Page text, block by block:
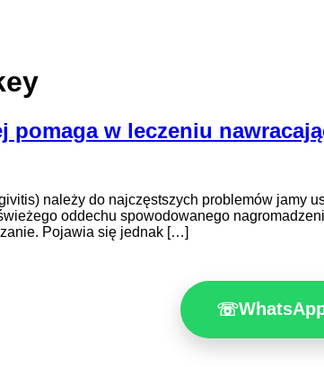
pomaga w leczeniu
należy do najczęstszych problemów jamy
oddechu spowodowanego
Pojawia się jednak […]
☏